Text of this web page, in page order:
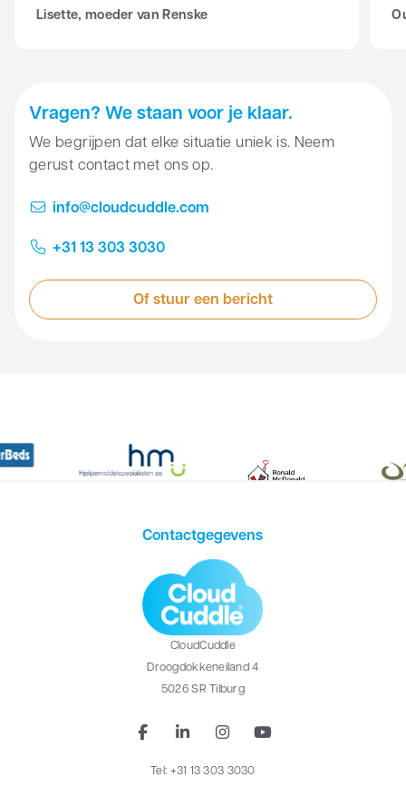
Lisette, moeder van Renske
Vragen? We staan voor je klaar.
We begrijpen dat elke situatie uniek is. Neem
gerust contact met ons op.
info@cloudcuddle.com
+31 13 303 3030
Of stuur een bericht
Contactgegevens
CloudCuddle
Droogdokkeneiland 4
5026 SR Tilburg
Tel: +31 13 303 3030